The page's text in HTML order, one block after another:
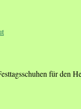
für den